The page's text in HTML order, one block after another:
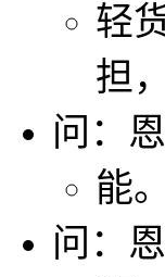
轻
担
问：
能
问：